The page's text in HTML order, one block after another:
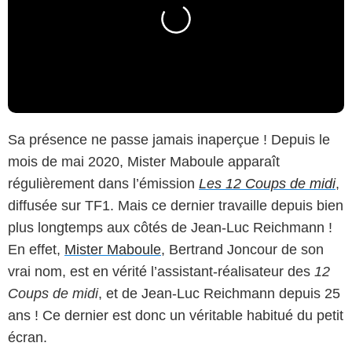
Sa présence ne passe jamais inaperçue ! Depuis le
mois de mai 2020, Mister Maboule apparaît
régulièrement dans l’émission Les 12 Coups de midi,
diffusée sur TF1. Mais ce dernier travaille depuis bien
plus longtemps aux côtés de Jean-Luc Reichmann !
En effet, Mister Maboule, Bertrand Joncour de son
vrai nom, est en vérité l’assistant-réalisateur des 12
Coups de midi, et de Jean-Luc Reichmann depuis 25
ans ! Ce dernier est donc un véritable habitué du petit
écran.